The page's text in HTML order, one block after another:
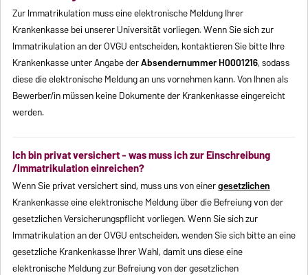
Zur Immatrikulation muss eine elektronische Meldung Ihrer
Krankenkasse bei unserer Universität vorliegen. Wenn Sie sich zur
Immatrikulation an der OVGU entscheiden, kontaktieren Sie bitte Ihre
Krankenkasse unter Angabe derAbsendernummer H0001216, sodass
diese die elektronische Meldung an uns vornehmen kann. Von Ihnen als
Bewerber/in müssen keine Dokumente der Krankenkasse eingereicht
werden.
Ich bin privat versichert - was muss ich zur Einschreibung
/Immatrikulation einreichen?
Wenn Sie privat versichert sind, muss uns von einergesetzlichen
Krankenkasse eine elektronische Meldung über die Befreiung von der
gesetzlichen Versicherungspflicht vorliegen. Wenn Sie sich zur
Immatrikulation an der OVGU entscheiden, wenden Sie sich bitte an eine
gesetzliche Krankenkasse Ihrer Wahl, damit uns diese eine
elektronische Meldung zur Befreiung von der gesetzlichen